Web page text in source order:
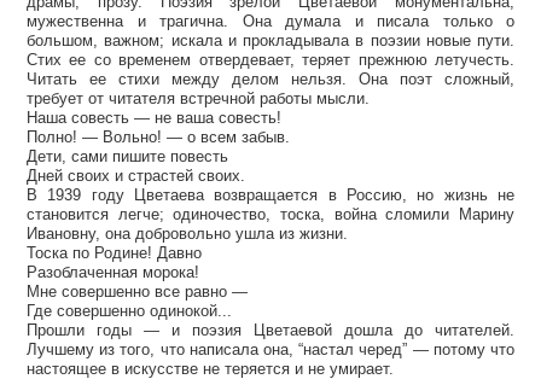
мужественна и трагична. Она думала и писала только о
большом, важном; искала и прокладывала в поэзии новые пути.
Стих ее со временем отвердевает, теряет прежнюю летучесть.
Читать ее стихи между делом нельзя. Она поэт сложный,
требует от читателя встречной работы мысли.
Наша совесть — не ваша совесть!
Полно! — Вольно! — о всем забыв.
Дети, сами пишите повесть
Дней своих и страстей своих.
В 1939 году Цветаева возвращается в Россию, но жизнь не
становится легче; одиночество, тоска, война сломили Марину
Ивановну, она добровольно ушла из жизни.
Тоска по Родине! Давно
Разоблаченная морока!
Мне совершенно все равно —
Где совершенно одинокой...
Прошли годы — и поэзия Цветаевой дошла до читателей.
Лучшему из того, что написала она, “настал черед” — потому что
настоящее в искусстве не теряется и не умирает.